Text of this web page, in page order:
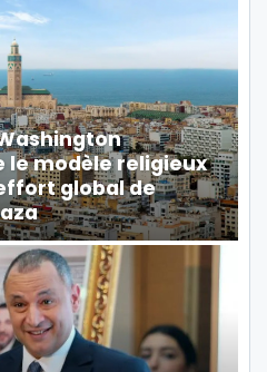
modèle religieux
global de